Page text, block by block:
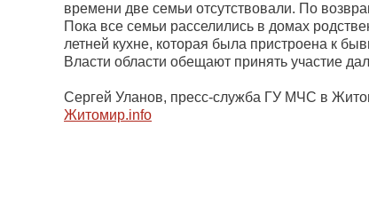
времени две семьи отсутствовали. По
Пока все семьи расселились в домах
летней кухне, которая была пристроена к
Власти области обещают принять участие
Сергей Уланов, пресс-служба ГУ МЧС в
Житомир.info